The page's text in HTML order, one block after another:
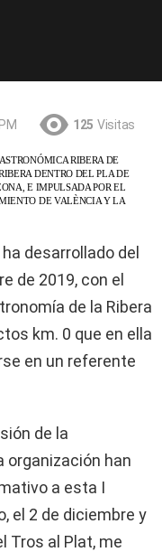
125 Visitas
RIBERA DE
DENTRO DEL PLA DE
E IMPULSADA POR EL
DE VALÈNCIA Y LA
desarrollado del
de 2019, con el
de la Ribera
km. 0 que en ella
en un referente
de la
organización han
a esta I
el 2 de diciembre y
Tros al Plat, me